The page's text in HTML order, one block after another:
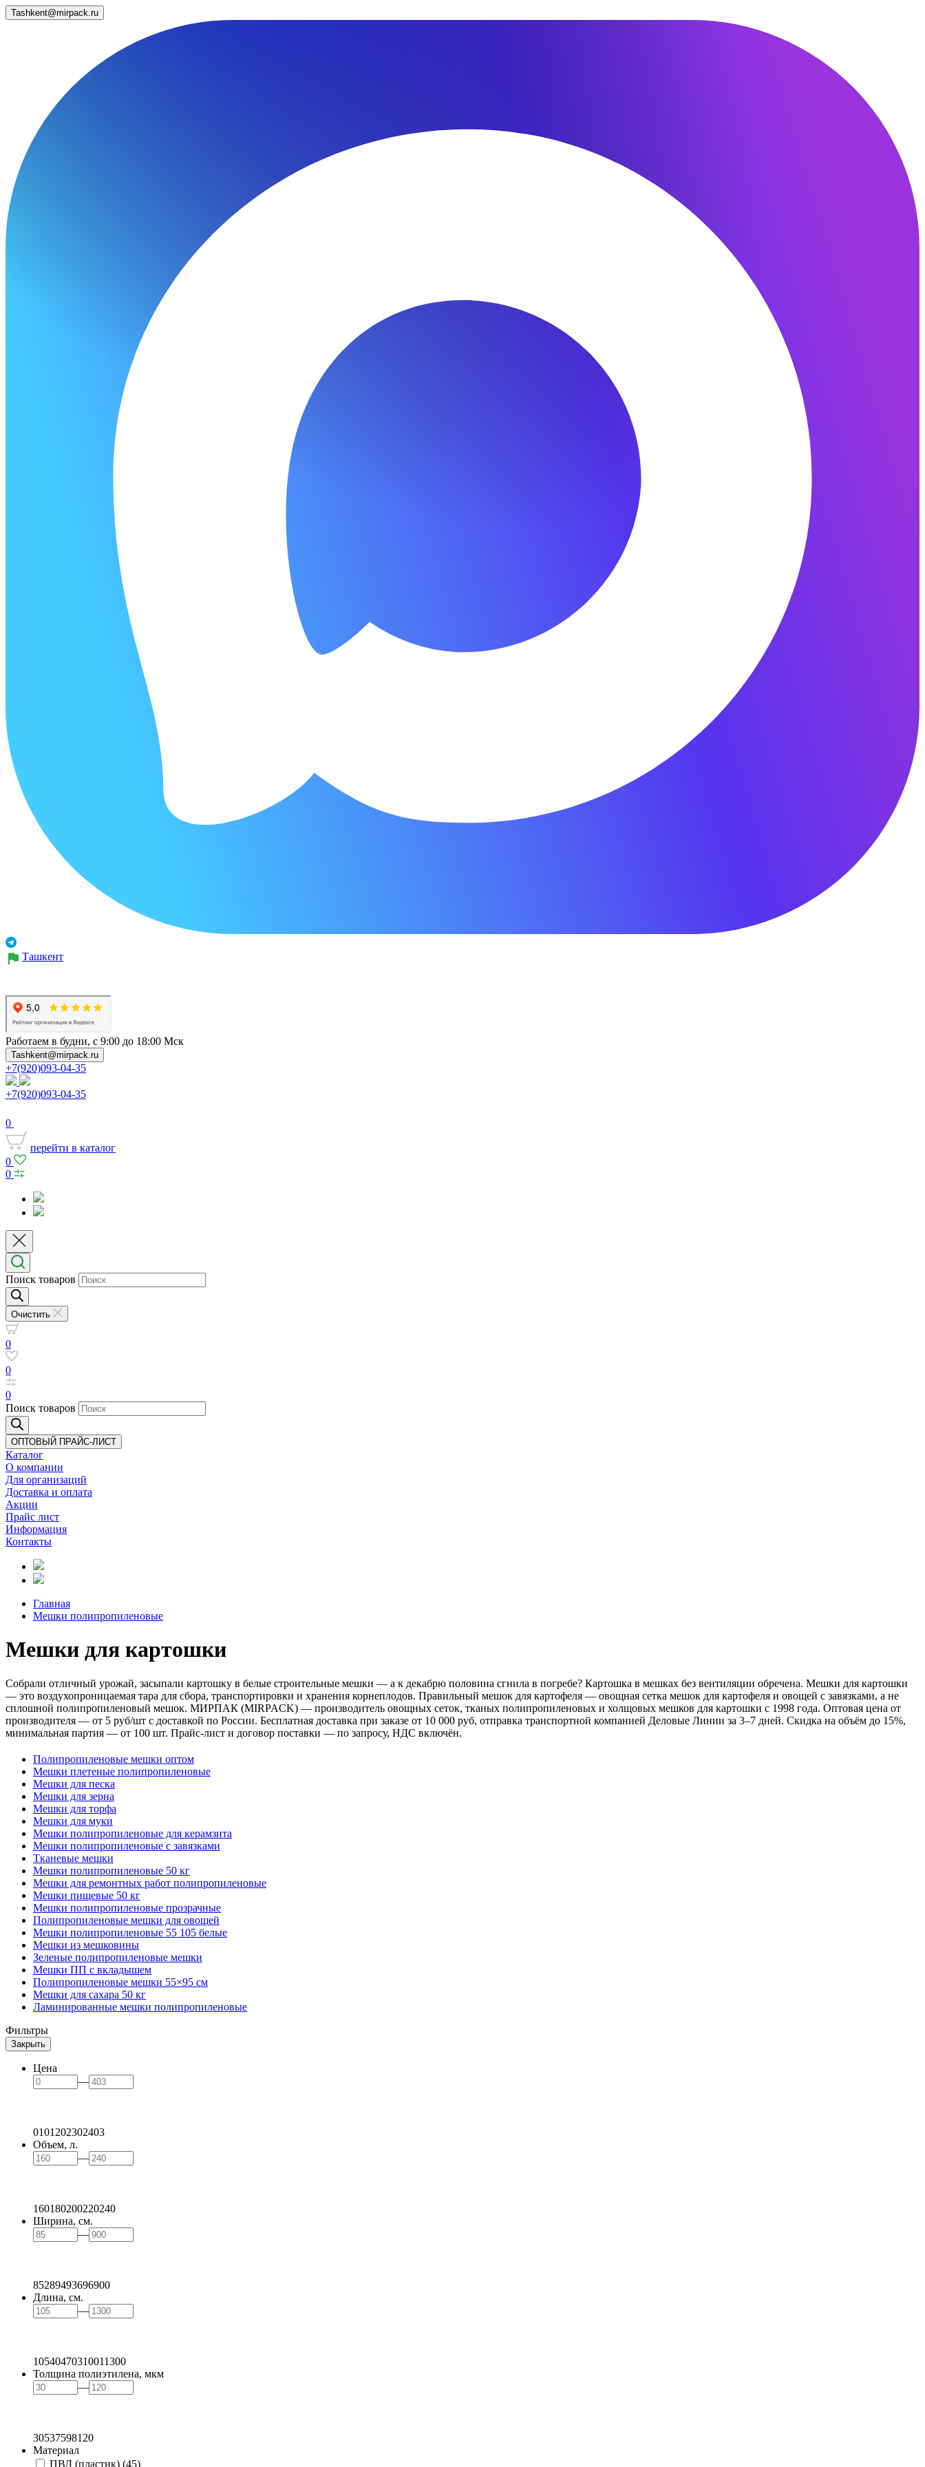
Tashkent@mirpack.ru
Ташкент
Работаем в будни, с 9:00 до 18:00 Мск
Tashkent@mirpack.ru
+7(920)093-04-35
+7(920)093-04-35
0
перейти в каталог
0
0
Поиск товаров
Очистить
0
0
0
Поиск товаров
ОПТОВЫЙ ПРАЙС-ЛИСТ
Каталог
О компании
Для организаций
Доставка и оплата
Акции
Прайс лист
Информация
Контакты
Главная
Мешки полипропиленовые
Мешки для картошки
Собрали отличный урожай, засыпали картошку в белые строительные мешки — а к декабрю половина сгнила в погребе? Картошка в мешках без вентиляции обречена. Мешки для картошки
— это воздухопроницаемая тара для сбора, транспортировки и хранения корнеплодов. Правильный мешок для картофеля — овощная сетка мешок для картофеля и овощей с завязками, а не
сплошной полипропиленовый мешок. МИРПАК (MIRPACK) — производитель овощных сеток, тканых полипропиленовых и холщовых мешков для картошки с 1998 года. Оптовая цена от
производителя — от 5 руб/шт с доставкой по России. Бесплатная доставка при заказе от 10 000 руб, отправка транспортной компанией Деловые Линии за 3–7 дней. Скидка на объём до 15%,
минимальная партия — от 100 шт. Прайс-лист и договор поставки — по запросу, НДС включён.
Полипропиленовые мешки оптом
Мешки плетеные полипропиленовые
Мешки для песка
Мешки для зерна
Мешки для торфа
Мешки для муки
Мешки полипропиленовые для керамзита
Мешки полипропиленовые с завязками
Тканевые мешки
Мешки полипропиленовые 50 кг
Мешки для ремонтных работ полипропиленовые
Мешки пищевые 50 кг
Мешки полипропиленовые прозрачные
Полипропиленовые мешки для овощей
Мешки полипропиленовые 55 105 белые
Мешки из мешковины
Зеленые полипропиленовые мешки
Мешки ПП с вкладышем
Полипропиленовые мешки 55×95 см
Мешки для сахара 50 кг
Ламинированные мешки полипропиленовые
Фильтры
Закрыть
Цена
—
0101 202302403
Объем, л.
—
160180200220240
Ширина, см.
—
85289493696900
Длина, см.
—
10540470310011300
Толщина полиэтилена, мкм
—
30537598120
Материал
ПВД (пластик) (45)